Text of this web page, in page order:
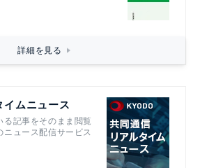
詳細を見る
イムニュース
る記事をそのまま閲覧
ュース配信サービス